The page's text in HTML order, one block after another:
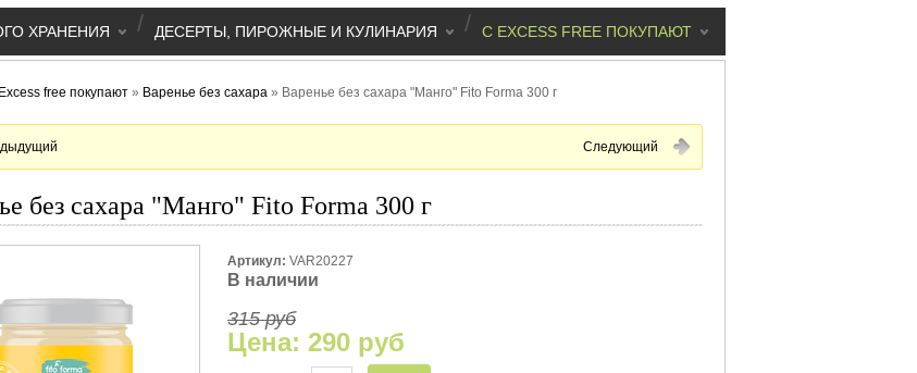
С EXCESS FREE ПОКУПАЮТ
/
ДЕСЕРТЫ, ПИРОЖНЫЕ И КУЛИНАРИЯ
/
ХРАНЕНИЯ
free покупают » Варенье без сахара » Варенье без сахара "Манго" Fito Forma 300 г
Следующий
без сахара "Манго" Fito Forma 300 г
Артикул: VAR20227
В наличии
315 руб
Цена: 290 руб